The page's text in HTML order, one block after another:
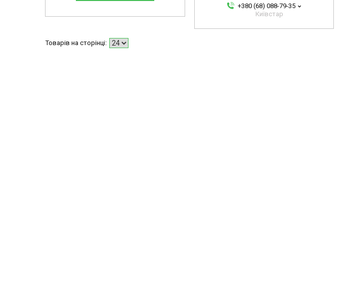
+380 (68) 088-79-35
Київстар